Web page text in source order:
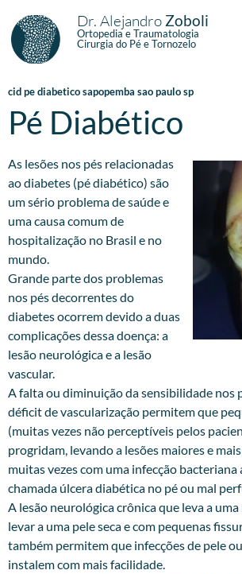
Dr. Alejandro Zoboli
Ortopedia e Traumatologia
Cirurgia do Pé e Tornozelo
cid pe diabetico sapopemba sao paulo sp
Pé Diabético
As lesões nos pés relacionadas
ao diabetes (pé diabético) são
um sério problema de saúde e
uma causa comum de
hospitalização no Brasil e no
mundo.
Grande parte dos problemas
nos pés decorrentes do
diabetes ocorrem devido a duas
complicações dessa doença: a
lesão neurológica e a lesão
vascular.
A falta ou diminuição da sensibilidade nos
déficit de vascularização permitem que
(muitas vezes não perceptíveis pelos
progridam, levando a lesões maiores e
muitas vezes com uma infecção bacteriana
chamada úlcera diabética no pé ou mal
A lesão neurológica crônica que leva a
levar a uma pele seca e com pequenas
também permitem que infecções de pele
instalem com mais facilidade.